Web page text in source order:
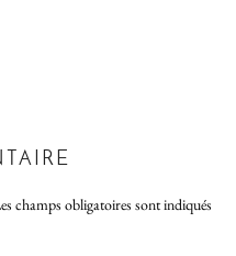
champs obligatoires sont indiqués